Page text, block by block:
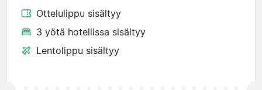
Ottelulippu sisältyy
3 yötä hotellissa sisältyy
Lentolippu sisältyy